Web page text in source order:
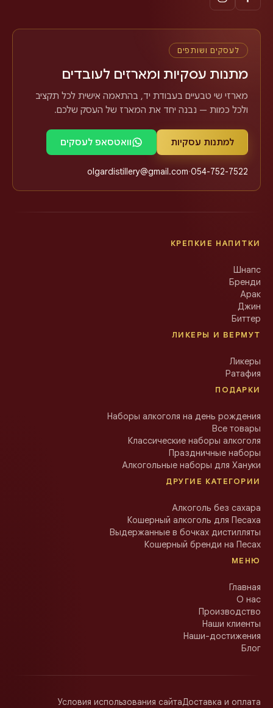
לעסקים ושותפים
מתנות עסקיות ומארזים לעובדים
מארזי שי טבעיים בעבודת יד, בהתאמה אישית לכל תקציב
ולכל כמות — נבנה יחד את המארז של העסק שלכם.
למתנות עסקיות וואטסאפ לעסקים
054-752-7522
·
olgardistillery@gmail.com
КРЕПКИЕ НАПИТКИ
Шнапс
Бренди
Арак
Джин
Биттер
ЛИКЕРЫ И ВЕРМУТ
Ликеры
Ратафия
ПОДАРКИ
Наборы алкоголя на день рождения
Все товары
Классические наборы алкоголя
Праздничные наборы
Алкогольные наборы для Хануки
ДРУГИЕ КАТЕГОРИИ
Алкоголь без сахара
Кошерный алкоголь для Песаха
Выдержанные в бочках дистилляты
Кошерный бренди на Песах
МЕНЮ
Главная
О нас
Производство
Наши клиенты
Наши-достижения
Блог
Доставка и оплата
Условия использования сайта